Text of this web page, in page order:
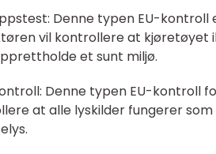
Denne typen EU-
vil kontrollere at kjøretøyet
et sunt miljø.
Denne typen EU-kontroll
at alle lyskilder fungerer